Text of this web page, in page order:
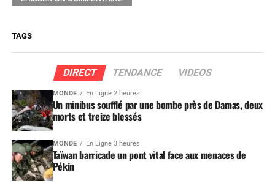
TAGS
DIRECT TENDANCE VIDEOS
MONDE En Ligne 2 heures
Un minibus soufflé par une bombe près de Damas, deux
morts et treize blessés
MONDE En Ligne 3 heures
Taïwan barricade un pont vital face aux menaces de
Pékin